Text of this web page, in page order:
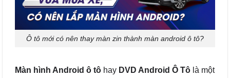
Ô tô mới có nên thay màn zin thành màn android ô tô?
Màn hình Android ô tô hay DVD Android Ô Tô là một